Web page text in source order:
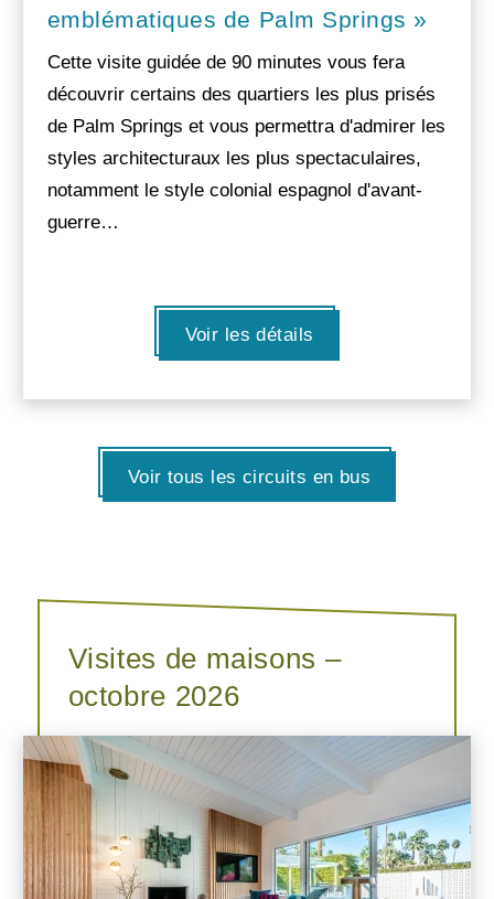
emblématiques de Palm Springs »
Cette visite guidée de 90 minutes vous fera
découvrir certains des quartiers les plus prisés
de Palm Springs et vous permettra d'admirer les
styles architecturaux les plus spectaculaires,
notamment le style colonial espagnol d'avant-
guerre…
Voir les détails
Voir tous les circuits en bus
Visites de maisons –
octobre 2026